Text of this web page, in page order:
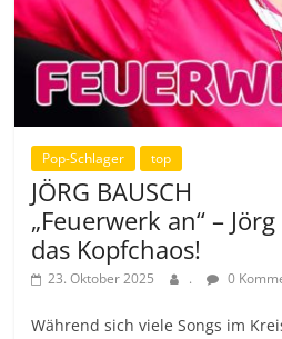
Pop-Schlager top
JÖRG BAUSCH
„Feuerwerk an“ –
das Kopfchaos!
23. Oktober 2025 . 0
Während sich viele Songs im